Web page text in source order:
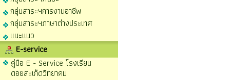
กลุ่มสาระฯการงานอาชีพ
กลุ่มสาระฯภาษาต่างประเทศ
แนะแนว
E-service
คู่มือ E - Service โรงเรียน
ดอยสะเก็ดวิทยาคม